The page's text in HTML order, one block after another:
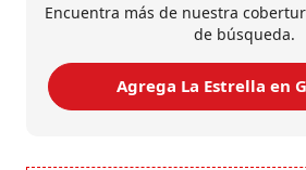
Encuentra más de nuestra
de búsqueda.
Agrega La Estrella en